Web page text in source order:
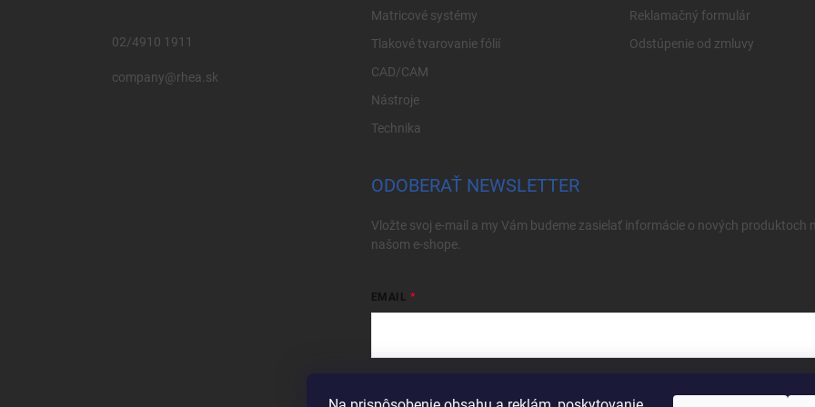
02/4910 1911
company@rhea.sk
Matricové systémy
Tlakové tvarovanie fólií
CAD/CAM
Nástroje
Technika
Reklamačný formulár
Odstúpenie od zmluvy
ODOBERAŤ NEWSLETTER
Vložte svoj e-mail a my Vám budeme zasielať informácie o nových produktoch
našom e-shope.
EMAIL